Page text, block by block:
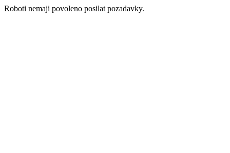
Roboti nemaji povoleno posilat pozadavky.